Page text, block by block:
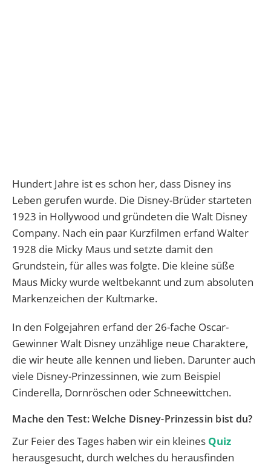
Hundert Jahre ist es schon her, dass Disney ins
Leben gerufen wurde. Die Disney-Brüder starteten
1923 in Hollywood und gründeten die Walt Disney
Company. Nach ein paar Kurzfilmen erfand Walter
1928 die Micky Maus und setzte damit den
Grundstein, für alles was folgte. Die kleine süße
Maus Micky wurde weltbekannt und zum absoluten
Markenzeichen der Kultmarke.
In den Folgejahren erfand der 26-fache Oscar-
Gewinner Walt Disney unzählige neue Charaktere,
die wir heute alle kennen und lieben. Darunter auch
viele Disney-Prinzessinnen, wie zum Beispiel
Cinderella, Dornröschen oder Schneewittchen.
Mache den Test: Welche Disney-Prinzessin bist du?
Zur Feier des Tages haben wir ein kleines Quiz
herausgesucht, durch welches du herausfinden